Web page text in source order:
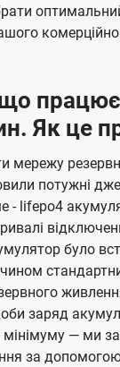
працює
Як це
мережу
потужні
- lifepo4
було
заряд
— ми
за